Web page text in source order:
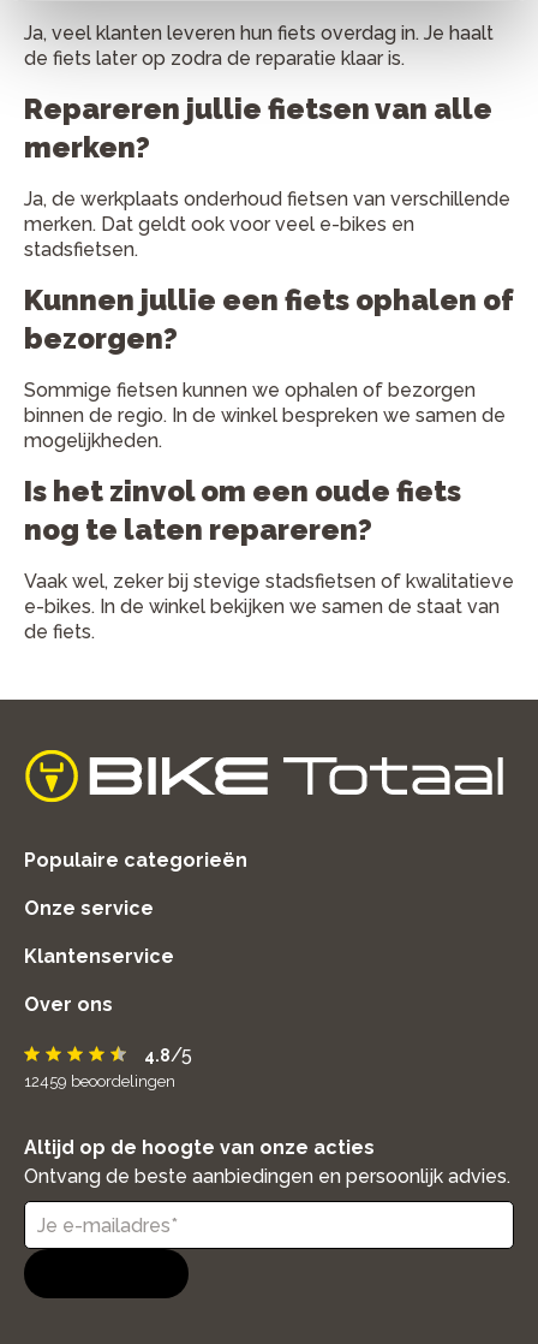
Ja, veel klanten leveren hun fiets overdag in. Je haalt
de fiets later op zodra de reparatie klaar is.
Repareren jullie fietsen van alle
merken?
Ja, de werkplaats onderhoud fietsen van verschillende
merken. Dat geldt ook voor veel e-bikes en
stadsfietsen.
Kunnen jullie een fiets ophalen of
bezorgen?
Sommige fietsen kunnen we ophalen of bezorgen
binnen de regio. In de winkel bespreken we samen de
mogelijkheden.
Is het zinvol om een oude fiets
nog te laten repareren?
Vaak wel, zeker bij stevige stadsfietsen of kwalitatieve
e-bikes. In de winkel bekijken we samen de staat van
de fiets.
home
Populaire categorieën
Onze service
Klantenservice
Over ons
4.8/5
12459 beoordelingen
Altijd op de hoogte van onze acties
Ontvang de beste aanbiedingen en persoonlijk advies.